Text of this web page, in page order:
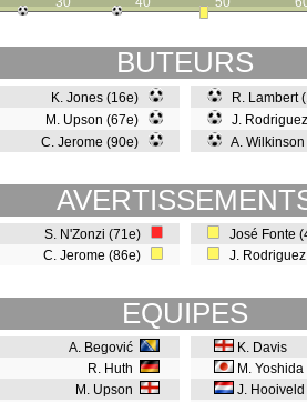
BUTEURS
K. Jones (16e)
M. Upson (67e)
C. Jerome (90e)
R. Lambert
J.
A.
S. N'Zonzi (71e)
C. Jerome (86e)
José Fonte
J.
EQUIPES
A. Begović
R. Huth
M. Upson
K. Davis
M. Yoshida
J. Hooiveld